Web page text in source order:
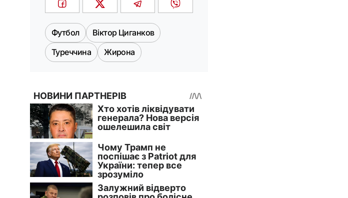
Футбол
Віктор Циганков
Туреччина
Жирона